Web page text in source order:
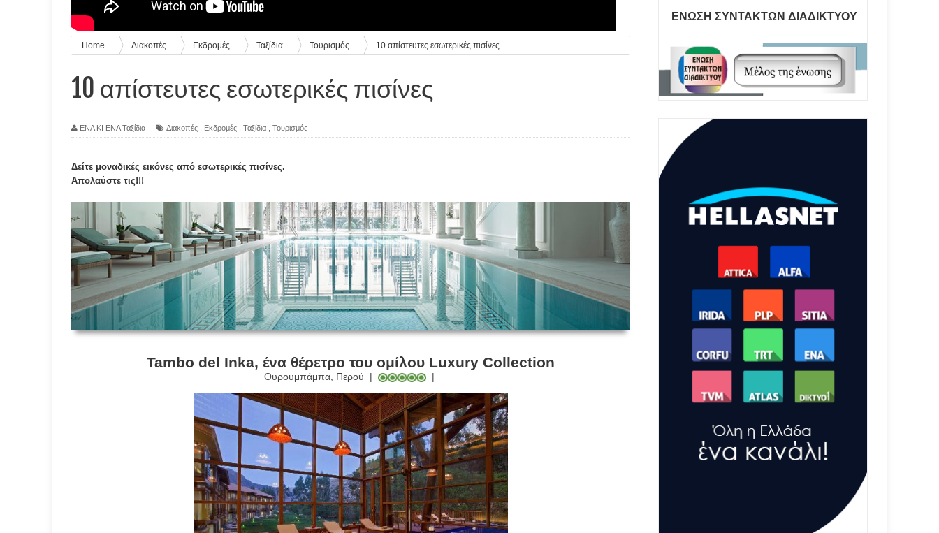
Home Διακοπές Εκδρομές Ταξίδια Τουρισμός 10 απίστευτες εσωτερικές πισίνες
10 απίστευτες εσωτερικές πισίνες
ΕΝΑ ΚΙ ΕΝΑ Ταξίδια Διακοπές Εκδρομές Ταξίδια Τουρισμός
Δείτε μοναδικές εικόνες από εσωτερικές πισίνες.
Απολαύστε τις!!!
Tambo del Inka, ένα θέρετρο του ομίλου Luxury Collection
Ουρουμπάμπα, Περού | |
ΕΝΩΣΗ ΣΥΝΤΑΚΤΩΝ ΔΙΑΔΙΚΤΥΟΥ